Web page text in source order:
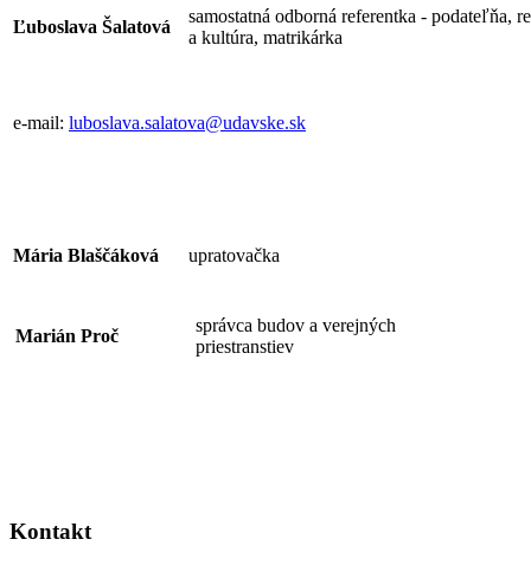
Ľuboslava Šalatová
samostatná odborná referentka - podateľňa,
a kultúra, matrikárka
e-mail: luboslava.salatova@udavske.sk
Mária Blaščáková upratovačka
Marián Proč
správca budov a verejných
priestranstiev
Kontakt